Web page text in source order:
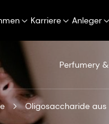
Karriere Anleger
Perfumery